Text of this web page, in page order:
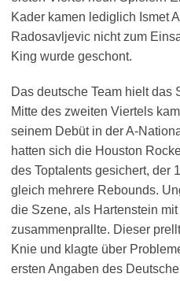
Kader kamen lediglich Ismet
Radosavljevic nicht zum
King wurde geschont.
Das deutsche Team hielt das
Mitte des zweiten Viertels
seinem Debüt in der A-
hatten sich die Houston
des Toptalents gesichert, der
gleich mehrere Rebounds.
die Szene, als Hartenstein
zusammenprallte. Dieser
Knie und klagte über
ersten Angaben des